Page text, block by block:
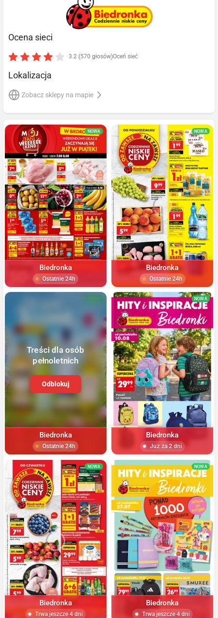
Ocena sieci
3.2 (570 głosów)Oceń sieć
Lokalizacja
Zobacz sklepy na mapie
NOWA
Biedronka
Ostatnie 24h
NOWA
Biedronka
Ostatnie 24h
Treści dla osób
pełnoletnich
Odblokuj
Biedronka
Ostatnie 24h
NOWA
Biedronka
Już za 2 dni
NOWA
Biedronka
Trwa jeszcze 4 dni
NOWA
Biedronka
Trwa jeszcze 4 dni